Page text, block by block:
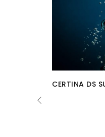
CERTINA DS